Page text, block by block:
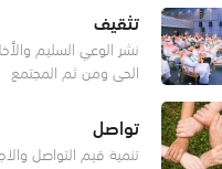
تثقيف
نشر الوعي السليم
الحي ومن ثم المجتمع
تواصل
تنمية قيم التواصل